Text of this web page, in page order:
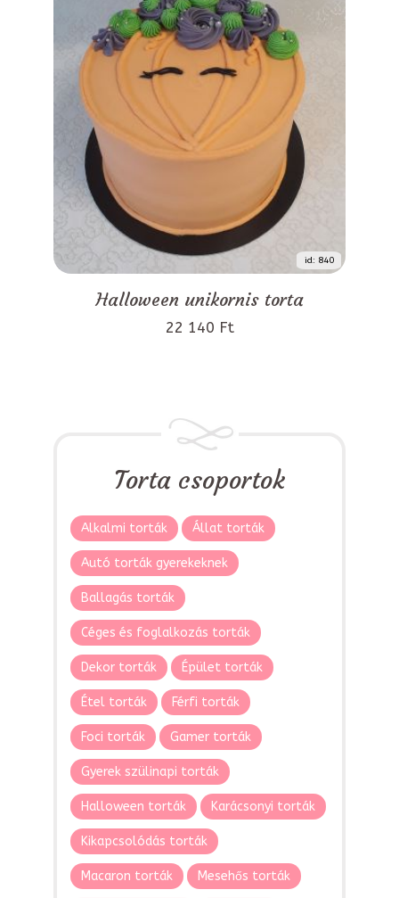
id: 840
Halloween unikornis torta
22 140 Ft
Torta csoportok
Alkalmi torták Állat torták
Autó torták gyerekeknek
Ballagás torták
Céges és foglalkozás torták
Dekor torták Épület torták
Étel torták Férfi torták
Foci torták Gamer torták
Gyerek szülinapi torták
Halloween torták Karácsonyi torták
Kikapcsolódás torták
Macaron torták Mesehős torták